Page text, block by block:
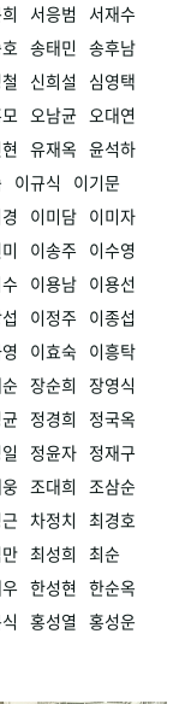
서응범
서재수
송태민 송후남
신희설
심영택
오남균 오대연
유재옥 윤석하
이규식
이기문
이미담 이미자
이송주 이수영
이용남 이용선
이정주 이종섭
이효숙 이흥탁
장순희 장영식
정경희
정국옥
정윤자 정재구
조대희 조삼순
차정치 최경호
최성희 최순
한성현 한순옥
홍성열 홍성운